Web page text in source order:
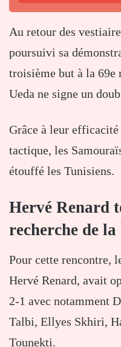
Au retour des
poursuivi sa
troisième but à la 69e
Ueda ne signe un
Grâce à leur
tactique, les
étouffé les Tunisiens.
Hervé Renard
recherche de
Pour cette rencontre,
Hervé Renard, avait
2-1 avec notamment
Talbi, Ellyes Skhiri,
Tounekti.